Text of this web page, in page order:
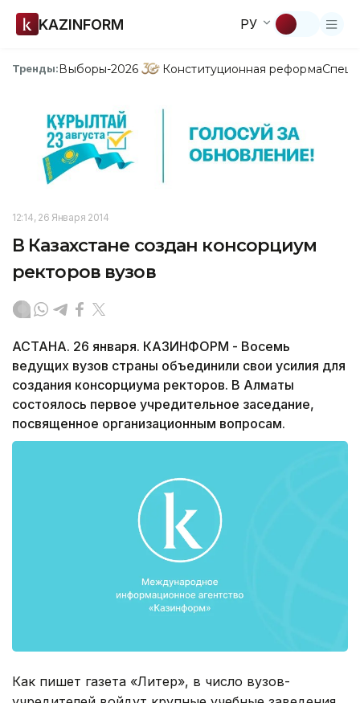
KAZINFORM РУ
Тренды:Выборы-2026 Конституционная реформа
12:14, 26 Января 2014
В Казахстане создан консорциум
ректоров вузов
АСТАНА. 26 января. КАЗИНФОРМ - Восемь
ведущих вузов страны объединили свои усилия для
создания консорциума ректоров. В Алматы
состоялось первое учредительное заседание,
посвященное организационным вопросам.
Как пишет газета «Литер», в число вузов-